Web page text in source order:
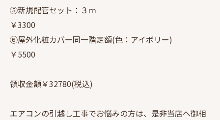
⑤新規配管セット：３ｍ
￥3300
⑥屋外化粧カバー同一階定額(色：アイボリー)
￥5500
領収金額￥32780(税込)
エアコンの引越し工事でお悩みの方は、是非当店へ御相